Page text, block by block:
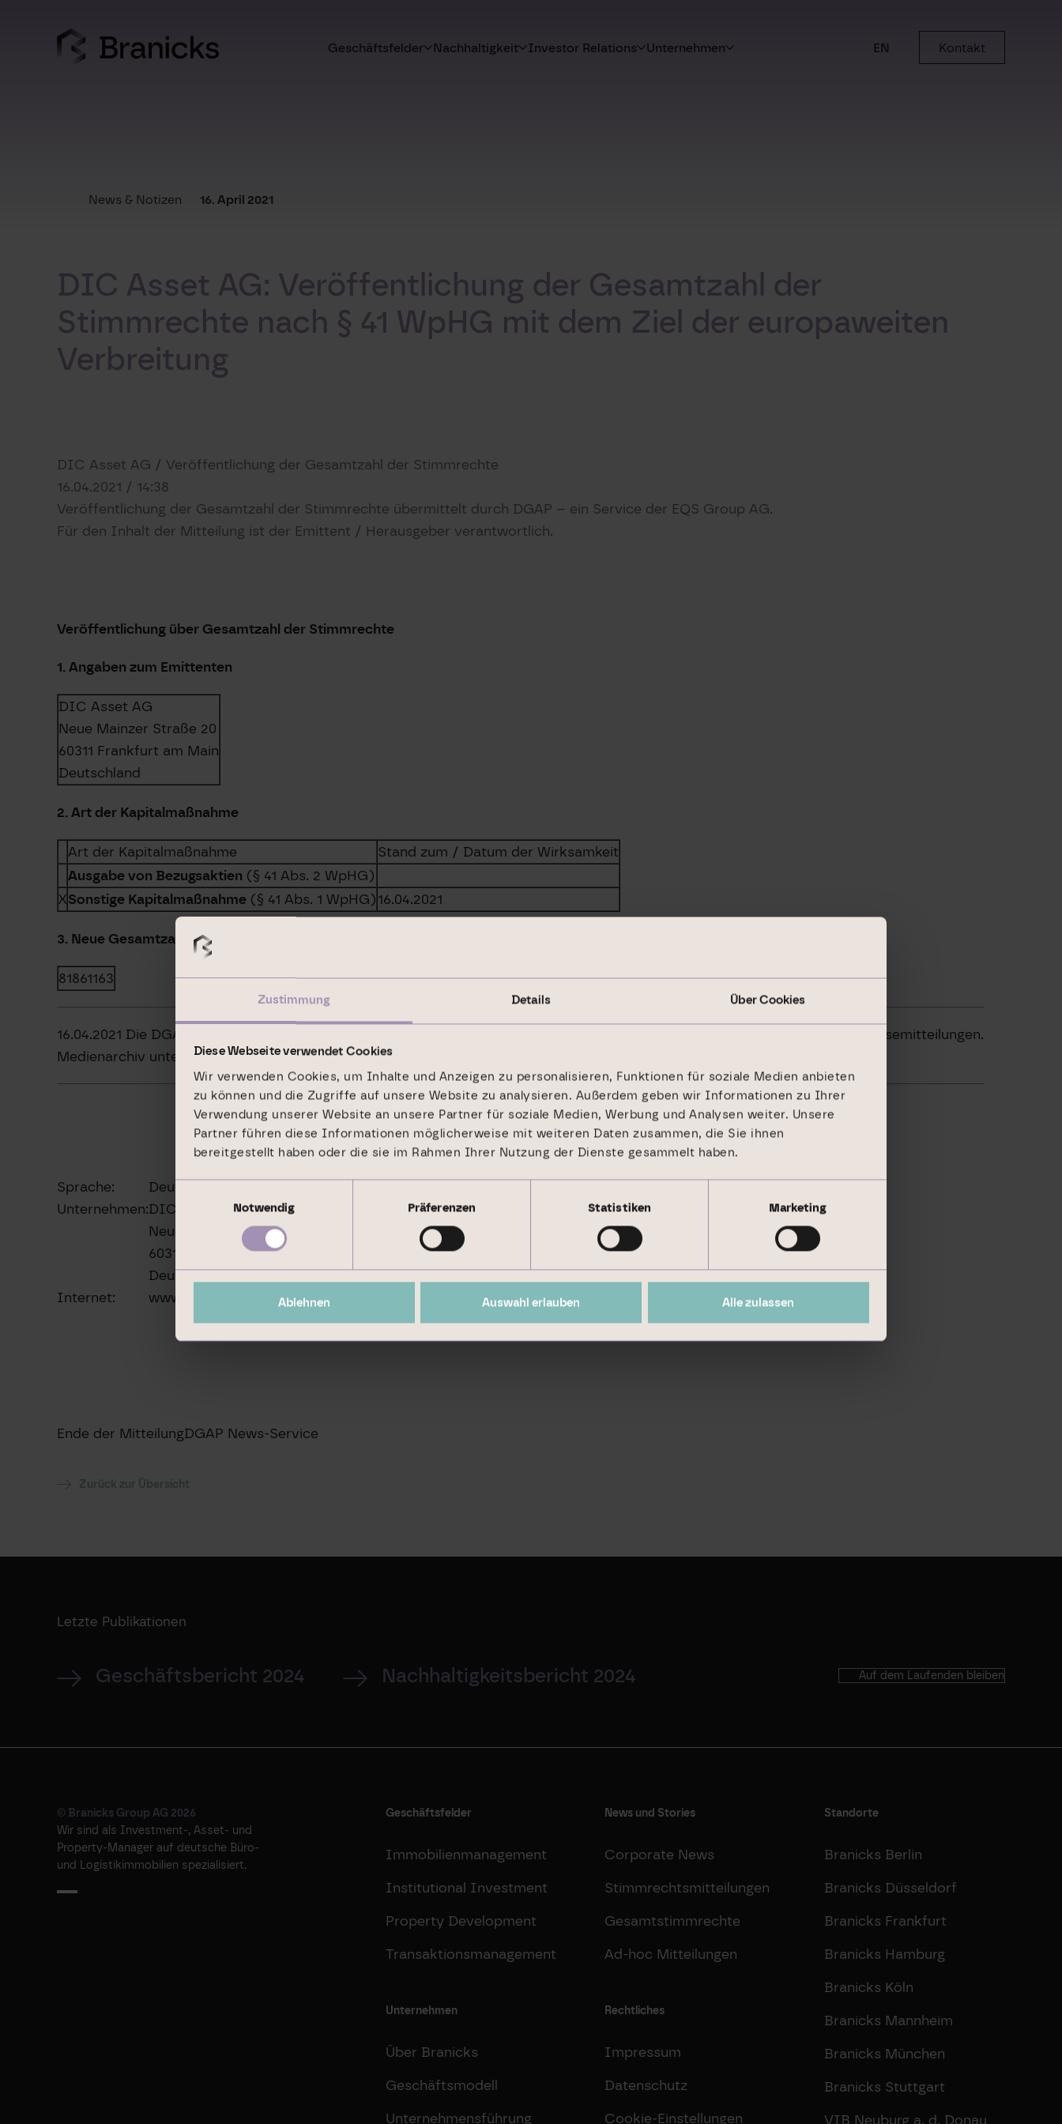
Zustimmung Details Über Cookies
Diese Webseite verwendet Cookies
Wir verwenden Cookies, um Inhalte und Anzeigen zu personalisieren, Funktionen für soziale Medien anbieten
zu können und die Zugriffe auf unsere Website zu analysieren. Außerdem geben wir Informationen zu Ihrer
Verwendung unserer Website an unsere Partner für soziale Medien, Werbung und Analysen weiter. Unsere
Partner führen diese Informationen möglicherweise mit weiteren Daten zusammen, die Sie ihnen
bereitgestellt haben oder die sie im Rahmen Ihrer Nutzung der Dienste gesammelt haben.
Notwendig
Präferenzen Statistiken Marketing
Ablehnen Auswahl erlauben Alle zulassen
Geschäftsfelder Nachhaltigkeit Investor Relations Unternehmen EN Kontakt
News & Notizen 16. April 2021
DIC Asset AG: Veröffentlichung der Gesamtzahl der
Stimmrechte nach § 41 WpHG mit dem Ziel der europaweiten
Verbreitung
DIC Asset AG / Veröffentlichung der Gesamtzahl der Stimmrechte
16.04.2021 / 14:38
Veröffentlichung der Gesamtzahl der Stimmrechte übermittelt durch DGAP – ein Service der EQS Group AG.
Für den Inhalt der Mitteilung ist der Emittent / Herausgeber verantwortlich.
Veröffentlichung über Gesamtzahl der Stimmrechte
1. Angaben zum Emittenten
DIC Asset AG
Neue Mainzer Straße 20
60311 Frankfurt am Main
Deutschland
2. Art der Kapitalmaßnahme
Art der Kapitalmaßnahme
Stand zum / Datum der Wirksamkeit
Ausgabe von Bezugsaktien (§ 41 Abs. 2 WpHG)
XSonstige Kapitalmaßnahme (§ 41 Abs. 1 WpHG)16.04.2021
3. Neue Gesamtzahl der Stimmrechte:
81861163
16.04.2021 Die DGAP Distributionsservices umfassen gesetzliche Meldepflichten, Corporate News/Finanznachrichten und Pressemitteilungen.
Medienarchiv unter http://www.dgap.de
Sprache:
Deutsch
Unternehmen:DIC Asset AG
Neue Mainzer Straße 20
60311 Frankfurt am Main
Deutschland
Internet:
www.dic-asset.de
Ende der MitteilungDGAP News-Service
Zurück zur Übersicht
Letzte Publikationen
Geschäftsbericht 2024 Nachhaltigkeitsbericht 2024 Auf dem Laufenden bleiben
© Branicks Group AG 2026
Wir sind als ­Investment-, ­Asset- und
­Property-Manager auf deutsche ­Büro-
und Logistikimmobilien spezialisiert.
Geschäftsfelder
Immobilienmanagement
Institutional Investment
Property Development
Transaktionsmanagement
Unternehmen
Über Branicks
Geschäftsmodell
Unternehmensführung
News und Stories
Corporate News
Stimmrechtsmitteilungen
Gesamtstimmrechte
Ad-hoc Mitteilungen
Rechtliches
Impressum
Datenschutz
Cookie-Einstellungen
Standorte
Branicks Berlin
Branicks Düsseldorf
Branicks Frankfurt
Branicks Hamburg
Branicks Köln
Branicks Mannheim
Branicks München
Branicks Stuttgart
VIB Neuburg a. d. Donau